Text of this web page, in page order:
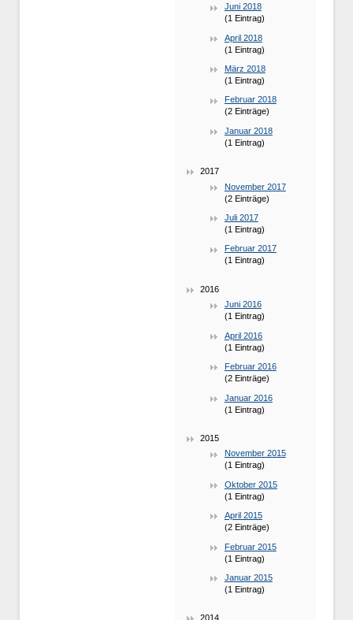
Juni 2018
(1 Eintrag)
April 2018
(1 Eintrag)
März 2018
(1 Eintrag)
Februar 2018
(2 Einträge)
Januar 2018
(1 Eintrag)
2017
November 2017
(2 Einträge)
Juli 2017
(1 Eintrag)
Februar 2017
(1 Eintrag)
2016
Juni 2016
(1 Eintrag)
April 2016
(1 Eintrag)
Februar 2016
(2 Einträge)
Januar 2016
(1 Eintrag)
2015
November 2015
(1 Eintrag)
Oktober 2015
(1 Eintrag)
April 2015
(2 Einträge)
Februar 2015
(1 Eintrag)
Januar 2015
(1 Eintrag)
2014